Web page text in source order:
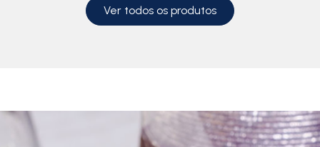
Ver todos os produtos